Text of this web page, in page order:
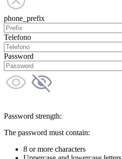
phone_prefix
Telefono
Password
Password strength:
The password must contain:
8 or more characters